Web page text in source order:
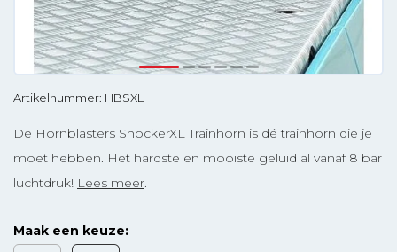
Artikelnummer: HBSXL
De Hornblasters ShockerXL Trainhorn is dé trainhorn die je
moet hebben. Het hardste en mooiste geluid al vanaf 8 bar
luchtdruk! Lees meer.
Maak een keuze: